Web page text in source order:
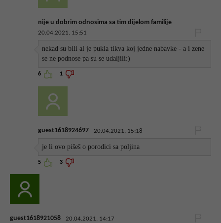
nije u dobrim odnosima sa tim dijelom familije
20.04.2021. 15:51
nekad su bili al je pukla tikva koj jedne nabavke - a i zene
se ne podnose pa su se udaljili:)
6 1
guest1618924697 20.04.2021. 15:18
je li ovo pišeš o porodici sa poljina
5 3
guest1618921058 20.04.2021. 14:17